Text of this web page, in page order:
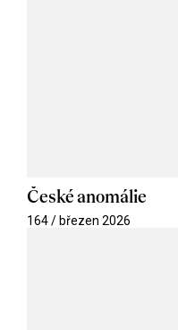
České anomálie
164 / březen 2026